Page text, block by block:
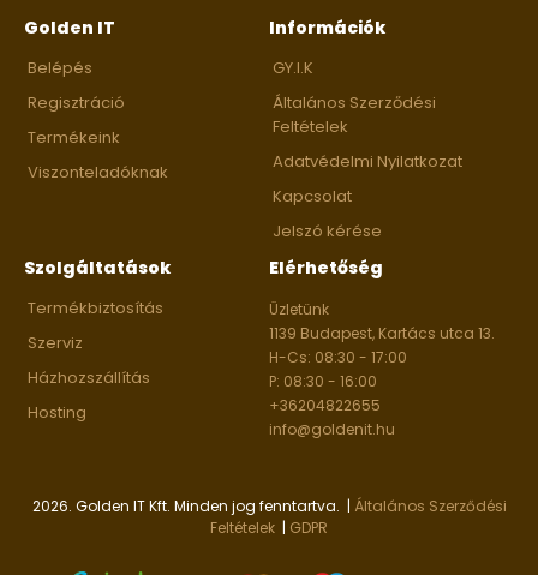
Golden IT
Belépés
Regisztráció
Termékeink
Viszonteladóknak
Információk
GY.I.K
Általános Szerződési
Feltételek
Adatvédelmi Nyilatkozat
Kapcsolat
Jelszó kérése
Szolgáltatások
Termékbiztosítás
Szerviz
Házhozszállítás
Hosting
Elérhetőség
Üzletünk
1139 Budapest, Kartács utca 13.
H-Cs: 08:30 - 17:00
P: 08:30 - 16:00
+36204822655
info@goldenit.hu
2026. Golden IT Kft. Minden jog fenntartva. | Általános Szerződési
Feltételek | GDPR